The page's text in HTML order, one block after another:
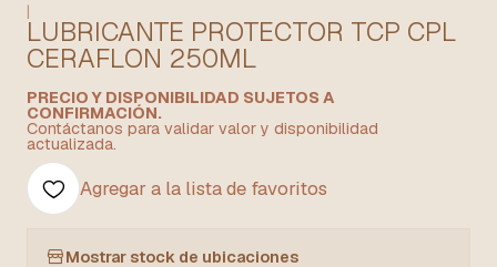
|
LUBRICANTE PROTECTOR TCP CPL
CERAFLON 250ML
PRECIO Y DISPONIBILIDAD SUJETOS A
CONFIRMACIÓN.
Contáctanos para validar valor y disponibilidad
actualizada.
Agregar a la lista de favoritos
Mostrar stock de ubicaciones